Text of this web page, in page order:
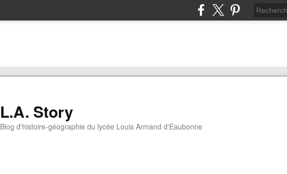
L.A. Story
Blog d'histoire-géographie du lycée Louis Armand d'Eaubonne